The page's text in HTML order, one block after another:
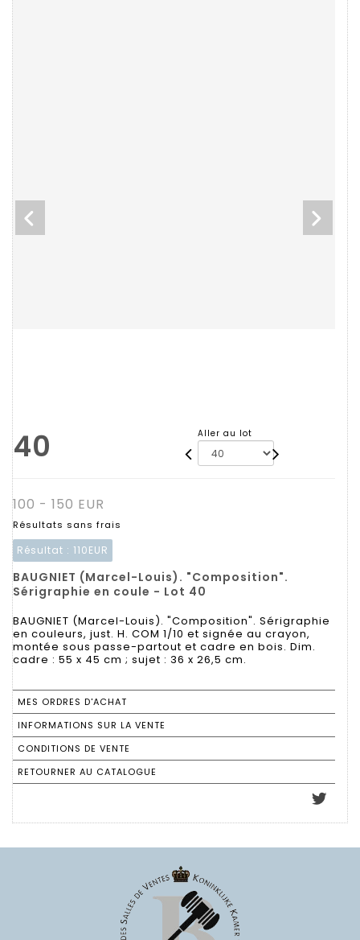
40 Aller au lot
100 - 150 EUR
Résultats sans frais
Résultat : 110EUR
BAUGNIET (Marcel-Louis). "Composition".
Sérigraphie en coule - Lot 40
BAUGNIET (Marcel-Louis). "Composition". Sérigraphie
en couleurs, just. H. COM 1/10 et signée au crayon,
montée sous passe-partout et cadre en bois. Dim.
cadre : 55 x 45 cm ; sujet : 36 x 26,5 cm.
MES ORDRES D'ACHAT
INFORMATIONS SUR LA VENTE
CONDITIONS DE VENTE
RETOURNER AU CATALOGUE